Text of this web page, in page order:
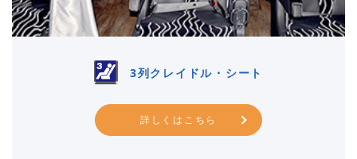
3列クレイドル・シート
詳しくはこちら